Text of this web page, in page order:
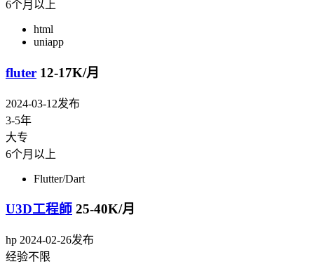
6个月以上
html
uniapp
fluter 12-17K/月
2024-03-12发布
3-5年
大专
6个月以上
Flutter/Dart
U3D工程師 25-40K/月
hp 2024-02-26发布
经验不限